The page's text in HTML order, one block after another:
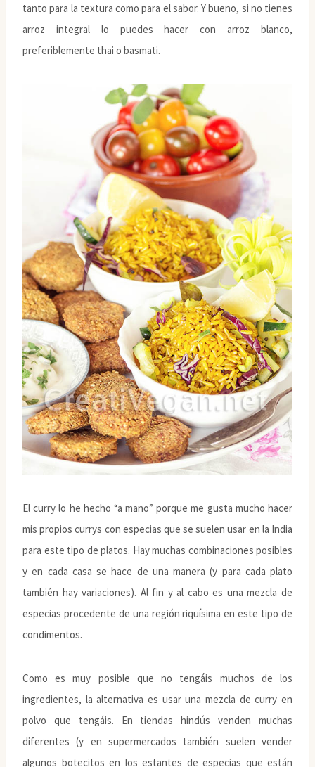
tanto para la textura como para el sabor. Y bueno, si no tienes
arroz integral lo puedes hacer con arroz blanco,
preferiblemente thai o basmati.
El curry lo he hecho “a mano” porque me gusta mucho hacer
mis propios currys con especias que se suelen usar en la India
para este tipo de platos. Hay muchas combinaciones posibles
y en cada casa se hace de una manera (y para cada plato
también hay variaciones). Al fin y al cabo es una mezcla de
especias procedente de una región riquísima en este tipo de
condimentos.
Como es muy posible que no tengáis muchos de los
ingredientes, la alternativa es usar una mezcla de curry en
polvo que tengáis. En tiendas hindús venden muchas
diferentes (y en supermercados también suelen vender
algunos botecitos en los estantes de especias que están